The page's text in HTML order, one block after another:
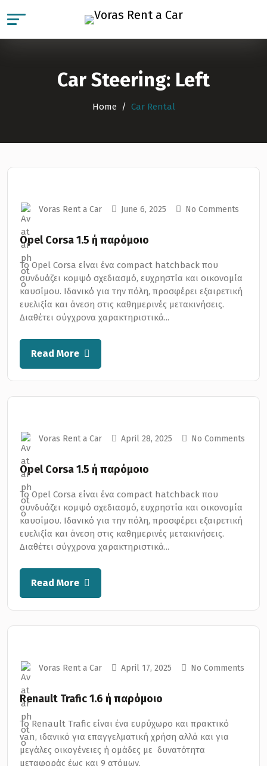
Car Steering: Left
Home Car Rental
Voras Rent a Car June 6, 2025 No Comments
Opel Corsa 1.5 ή παρόμοιο
Το Opel Corsa είναι ένα compact hatchback που
συνδυάζει κομψό σχεδιασμό, ευχρηστία και οικονομία
καυσίμου. Ιδανικό για την πόλη, προσφέρει εξαιρετική
ευελιξία και άνεση στις καθημερινές μετακινήσεις.
Διαθέτει σύγχρονα χαρακτηριστικά...
Read More
Voras Rent a Car April 28, 2025 No Comments
Opel Corsa 1.5 ή παρόμοιο
Το Opel Corsa είναι ένα compact hatchback που
συνδυάζει κομψό σχεδιασμό, ευχρηστία και οικονομία
καυσίμου. Ιδανικό για την πόλη, προσφέρει εξαιρετική
ευελιξία και άνεση στις καθημερινές μετακινήσεις.
Διαθέτει σύγχρονα χαρακτηριστικά...
Read More
Voras Rent a Car April 17, 2025 No Comments
Renault Trafic 1.6 ή παρόμοιο
Το Renault Trafic είναι ένα ευρύχωρο και πρακτικό
van, ιδανικό για επαγγελματική χρήση αλλά και για
μεγάλες οικογένειες ή ομάδες με δυνατότητα
μεταφοράς έως και 9 ατόμων.